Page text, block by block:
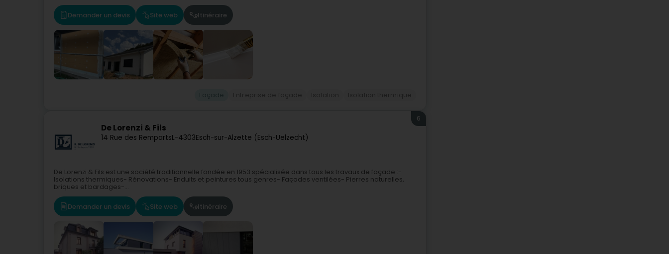
Demander un devis Site web Itinéraire
De Lorenzi & Fils
14 Rue des RempartsL-4303Esch-sur-Alzette (Esch-Uelzecht)
6
De Lorenzi & Fils est une société traditionnelle fondée en 1953 spécialisée dans tous les travaux de façade :-
Isolations thermiques- Rénovations- Enduits et peintures tous genres- Façades ventilées- Pierres naturelles,
briques et bardages-...
Demander un devis Site web Itinéraire